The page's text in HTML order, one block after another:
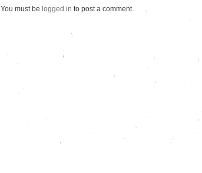
You must be logged in to post a comment.